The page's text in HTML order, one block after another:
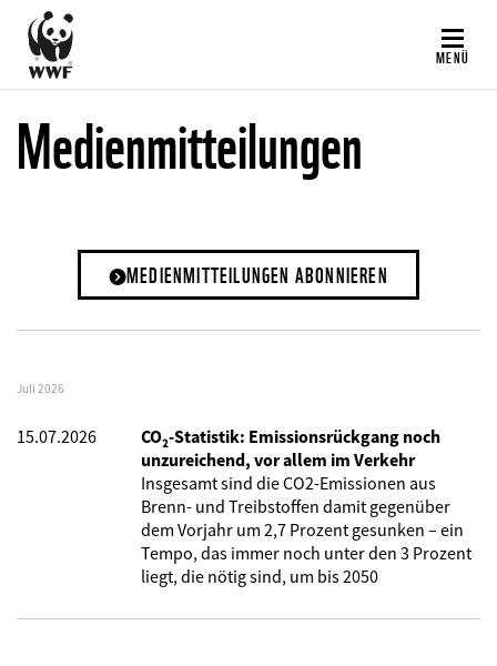
Direkt
zum
Inhalt
MENÜ
Medienmitteilungen
MEDIENMITTEILUNGEN ABONNIEREN
Juli 2026
15.07.2026
CO₂-Statistik: Emissionsrückgang noch
unzureichend, vor allem im Verkehr
Insgesamt sind die CO2-Emissionen aus
Brenn- und Treibstoffen damit gegenüber
dem Vorjahr um 2,7 Prozent gesunken – ein
Tempo, das immer noch unter den 3 Prozent
liegt, die nötig sind, um bis 2050